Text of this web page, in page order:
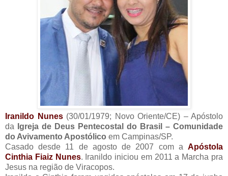
Iranildo Nunes(30/01/1979; Novo Oriente/CE) – Apóstolo
da Igreja de Deus Pentecostal do Brasil – Comunidade
do Avivamento Apostólico em Campinas/SP.
Casado desde 11 de agosto de 2007 com a Apóstola
Cinthia Fiaiz Nunes. Iranildo iniciou em 2011 a Marcha pra
Jesus na região de Viracopos.